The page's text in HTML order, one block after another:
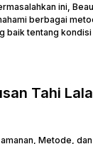
ini,
berbagai
baik tentang
Tahi
Metode,